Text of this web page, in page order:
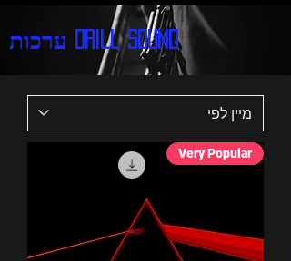
ערכות Drill Sound
Very Popular